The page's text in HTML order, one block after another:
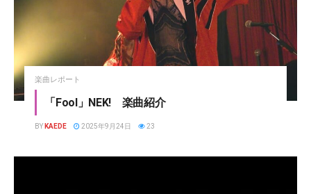
楽曲レポート
「Fool」NEK! 楽曲紹介
BY KAEDE 2025年9月24日 23